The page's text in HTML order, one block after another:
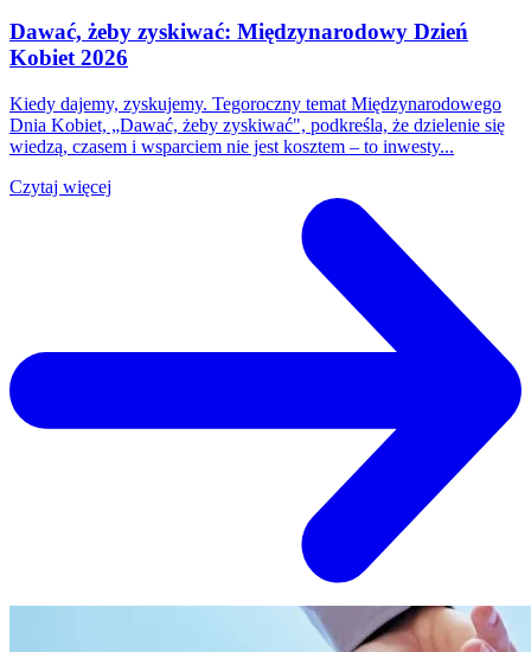
Dawać, żeby zyskiwać: Międzynarodowy Dzień
Kobiet 2026
Kiedy dajemy, zyskujemy. Tegoroczny temat Międzynarodowego
Dnia Kobiet, „Dawać, żeby zyskiwać", podkreśla, że dzielenie się
wiedzą, czasem i wsparciem nie jest kosztem – to inwesty...
Czytaj więcej